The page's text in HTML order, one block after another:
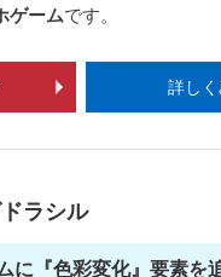
ゲームです。
詳し
ラシル
に『色彩変化』要素を